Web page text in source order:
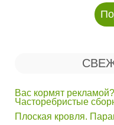
Вас кормят
Часторебристые
Плоская кровля.